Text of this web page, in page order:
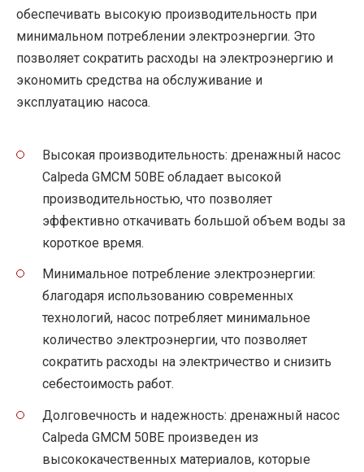
обеспечивать высокую производительность при
минимальном потреблении электроэнергии. Это
позволяет сократить расходы на электроэнергию и
экономить средства на обслуживание и
эксплуатацию насоса.
Высокая производительность: дренажный насос
Calpeda GMCM 50BE обладает высокой
производительностью, что позволяет
эффективно откачивать большой объем воды за
короткое время.
Минимальное потребление электроэнергии:
благодаря использованию современных
технологий, насос потребляет минимальное
количество электроэнергии, что позволяет
сократить расходы на электричество и снизить
себестоимость работ.
Долговечность и надежность: дренажный насос
Calpeda GMCM 50BE произведен из
высококачественных материалов, которые